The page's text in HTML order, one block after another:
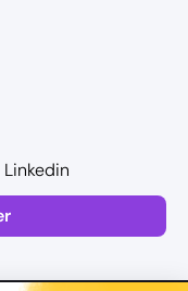
Linkedin